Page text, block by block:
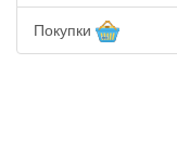
Покупки